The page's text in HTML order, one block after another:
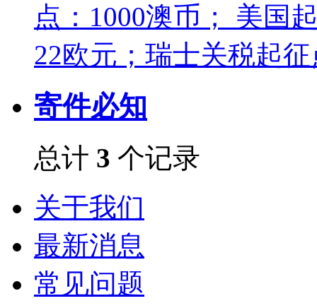
点：1000澳币； 美国
22欧元；瑞士关税起
寄件必知
总计 3 个记录
关于我们
最新消息
常见问题